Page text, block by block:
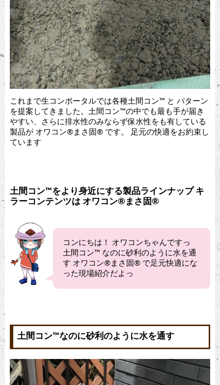
これまで生コンポータルでは各種土間コン™︎ と パターン
を提案してきました。土間コン™︎の中でも最も手が届き
やすい、さらに排水性のみならず保水性をも有している
製品が オワコン®︎まさ固®︎ です。 足元の快適をお約束し
ています
土間コン™︎をより身近にする製品ラインナップ キ
ラーコンテンツは オワコン®︎まさ固®︎
コンにちは！ オワコンちゃんですっ
土間コン™︎ なのに砂利のように水を通
す オワコン®︎まさ固®︎ で足元快適にな
った現場紹介だよっ
土間コン™︎なのに砂利のように水を通す